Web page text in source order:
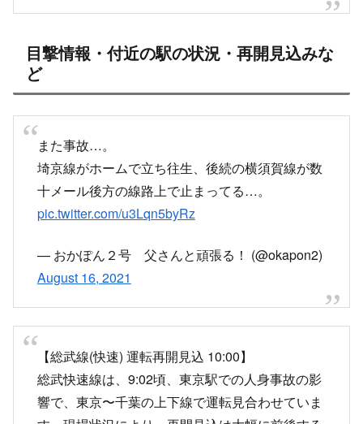
目撃情報・付近の駅の状況・再開見込みな
ど
また事故…。
埼京線がホームで立ち往生、後続の横須賀線が数
十メール後方の線路上で止まってる…。
pic.twitter.com/u3Lqn5byRz
— おかぽん２号 父さんと頑張る！ (@okapon2)
August 16, 2021
【総武線(快速) 運転再開見込 10:00】
総武快速線は、9:02頃、東京駅での人身事故の影
響で、東京〜千葉の上下線で運転見合わせていま